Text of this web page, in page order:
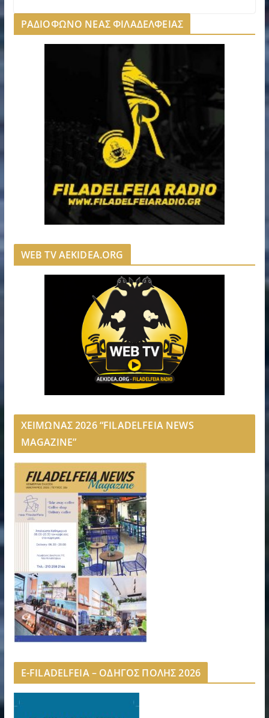
ΡΑΔΙΟΦΩΝΟ ΝΕΑΣ ΦΙΛΑΔΕΛΦΕΙΑΣ
WEB TV AEKIDEA.ORG
ΧΕΙΜΩΝΑΣ 2026 “FILADELFEIA NEWS
MAGAZINE”
E-FILADELFEIA – ΟΔΗΓΟΣ ΠΟΛΗΣ 2026